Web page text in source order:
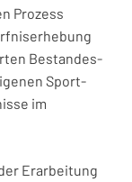
Prozess
Bestandes-
Sport-
im
Erarbeitung